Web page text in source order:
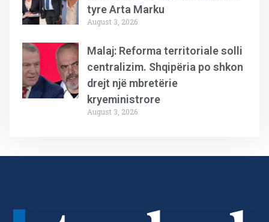
tyre Arta Marku
August 3, 2026
Malaj: Reforma territoriale solli
centralizim. Shqipëria po shkon
drejt një mbretërie
kryeministrore
August 3, 2026